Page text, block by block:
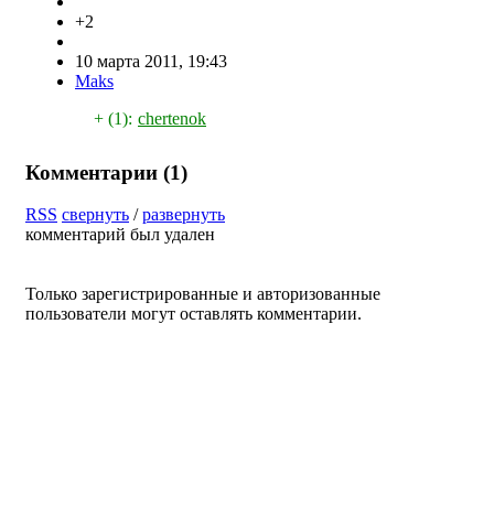
+2
10 марта 2011, 19:43
Maks
+ (1): chertenok
Комментарии (1)
RSS свернуть /развернуть
комментарий был удален
Только зарегистрированные и авторизованные
пользователи могут оставлять комментарии.